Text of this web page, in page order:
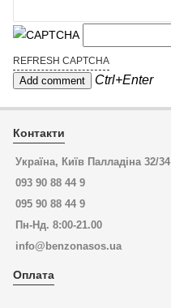
REFRESH CAPTCHA
Ctrl+Enter
Контакти
Україна, Київ Палладіна 32/34
093 90 88 44 9
095 90 88 44 9
Пн-Нд. 8:00-21.00
info@benzonasos.ua
Оплата